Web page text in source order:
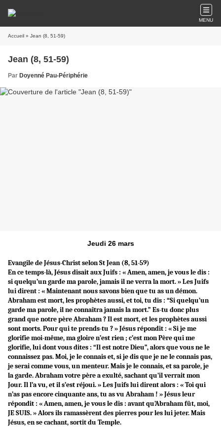
MENU
Accueil » Jean (8, 51-59)
Jean (8, 51-59)
Par Doyenné Pau-Périphérie
Jeudi 26 mars
Evangile de Jésus-Christ selon St Jean (8, 51-59)
En ce temps-là, Jésus disait aux Juifs : « Amen, amen, je vous le dis :
si quelqu’un garde ma parole, jamais il ne verra la mort. » Les Juifs
lui dirent : « Maintenant nous savons bien que tu as un démon.
Abraham est mort, les prophètes aussi, et toi, tu dis : “Si quelqu’un
garde ma parole, il ne connaîtra jamais la mort.” Es-tu donc plus
grand que notre père Abraham ? Il est mort, et les prophètes aussi
sont morts. Pour qui te prends-tu ? » Jésus répondit : « Si je me
glorifie moi-même, ma gloire n’est rien ; c’est mon Père qui me
glorifie, lui dont vous dites : “Il est notre Dieu”, alors que vous ne le
connaissez pas. Moi, je le connais et, si je dis que je ne le connais pas,
je serai comme vous, un menteur. Mais je le connais, et sa parole, je
la garde. Abraham votre père a exulté, sachant qu’il verrait mon
Jour. Il l’a vu, et il s’est réjoui. » Les Juifs lui dirent alors : « Toi qui
n’as pas encore cinquante ans, tu as vu Abraham ! » Jésus leur
répondit : « Amen, amen, je vous le dis : avant qu’Abraham fût, moi,
JE SUIS. » Alors ils ramassèrent des pierres pour les lui jeter. Mais
Jésus, en se cachant, sortit du Temple.